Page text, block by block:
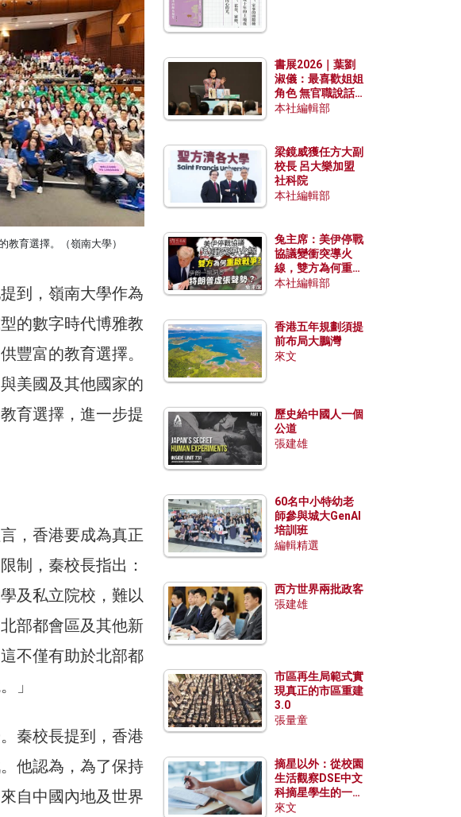
育選擇。（嶺南大學）
到，嶺南大學作為
的數字時代博雅教
豐富的教育選擇。
美國及其他國家的
育選擇，進一步提
，香港要成為真正
制，秦校長指出：
及私立院校，難以
部都會區及其他新
不僅有助於北部都
」
秦校長提到，香港
他認為，為了保持
自中國內地及世界
書展2026｜葉劉
淑儀：最喜歡姐姐
角色 無官職說話
包袱少
本社編輯部
梁鏡威獲任方大副
校長 呂大樂加盟
社科院
本社編輯部
兔主席：美伊停戰
協議變衝突導火
線，雙方為何重啟
戰爭？伊朗一早洞
本社編輯部
香港五年規劃須提
前布局大鵬灣
來文
歷史給中國人一個
公道
張建雄
60名中小特幼老
師參與城大GenAI
培訓班
編輯精選
西方世界兩批政客
張建雄
市區再生局範式實
現真正的市區重建
3.0
張量童
摘星以外：從校園
生活觀察DSE中文
科摘星學生的一點
特質
來文